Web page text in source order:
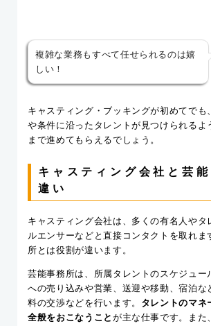
複雑な業務もすべて任せられるのは嬉
しい！
キャスティング・ブッキングが初めてでも
や条件に沿ったタレントが見つけられるよ
まで進めてもらえるでしょう。
キャスティング会社と芸
違い
キャスティング会社は、多くの有名人やタ
ルエンサーなどと直接コンタクトを取れま
所とは役割が違います。
芸能事務所は、所属タレントのスケジュー
への売り込みや営業、送迎や移動、宿泊な
料の交渉などを行います。 タレントのマネ
全般をおこなうこと が主な仕事です。また